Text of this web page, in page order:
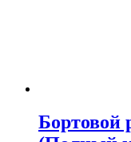
Бортовой